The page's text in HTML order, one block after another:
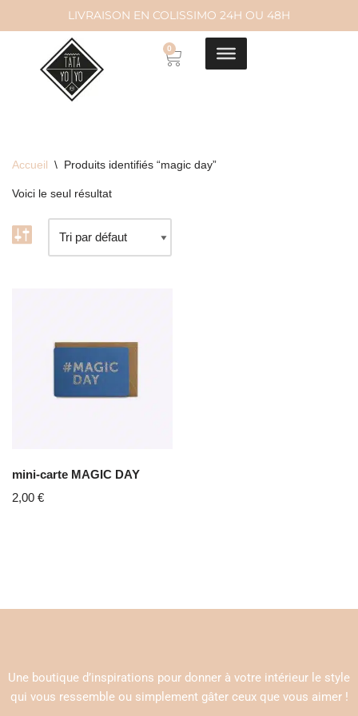
contenu
LIVRAISON EN COLISSIMO 24H OU 48H
0
Accueil \ Produits identifiés “magic day”
Voici le seul résultat
mini-carte MAGIC DAY
2,00 €
Une boutique d’inspirations pour donner à votre intérieur le style
qui vous ressemble ou simplement gâter ceux que vous aimer !